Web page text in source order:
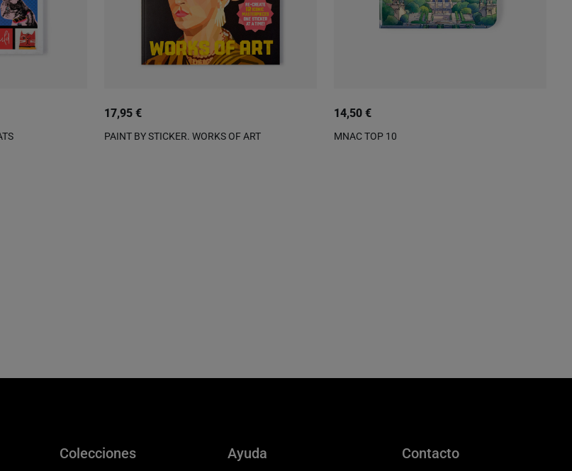
17,95 €
PAINT BY STICKER. WORKS OF ART
14,50 €
MNAC TOP 10
Colecciones Ayuda Contacto